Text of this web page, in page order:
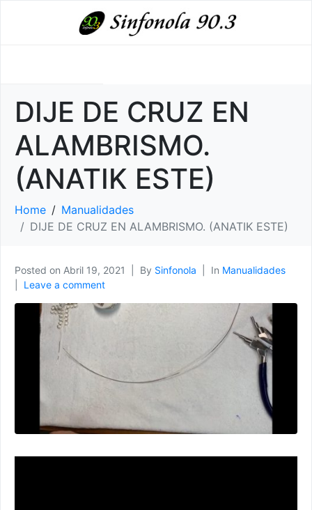
DIJE DE CRUZ EN
ALAMBRISMO.
(ANATIK ESTE)
Home
Manualidades
DIJE DE CRUZ EN ALAMBRISMO. (ANATIK ESTE)
Posted on Abril 19, 2021 By Sinfonola In Manualidades
Leave a comment